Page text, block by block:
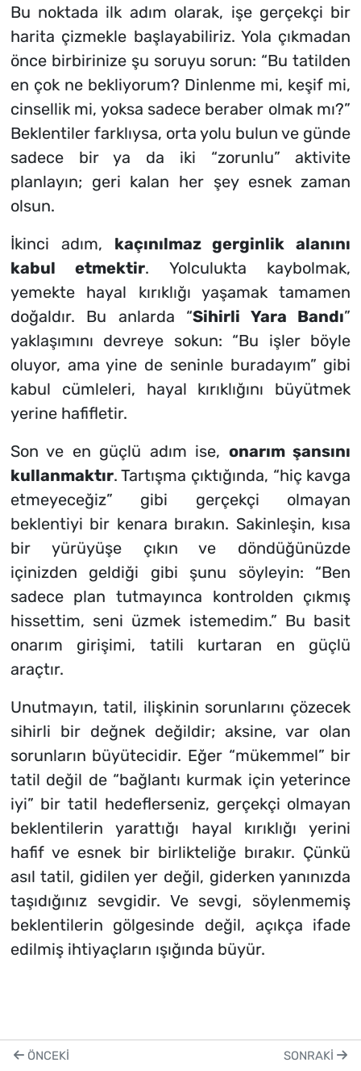
Bu noktada ilk adım olarak, işe gerçekçi bir
harita çizmekle başlayabiliriz. Yola çıkmadan
önce birbirinize şu soruyu sorun: “Bu tatilden
en çok ne bekliyorum? Dinlenme mi, keşif mi,
cinsellik mi, yoksa sadece beraber olmak mı?”
Beklentiler farklıysa, orta yolu bulun ve günde
sadece bir ya da iki “zorunlu” aktivite
planlayın; geri kalan her şey esnek zaman
olsun.
İkinci adım, kaçınılmaz gerginlik alanını
kabul etmektir. Yolculukta kaybolmak,
yemekte hayal kırıklığı yaşamak tamamen
doğaldır. Bu anlarda “Sihirli Yara Bandı”
yaklaşımını devreye sokun: “Bu işler böyle
oluyor, ama yine de seninle buradayım” gibi
kabul cümleleri, hayal kırıklığını büyütmek
yerine hafifletir.
Son ve en güçlü adım ise, onarım şansını
kullanmaktır. Tartışma çıktığında, “hiç kavga
etmeyeceğiz” gibi gerçekçi olmayan
beklentiyi bir kenara bırakın. Sakinleşin, kısa
bir yürüyüşe çıkın ve döndüğünüzde
içinizden geldiği gibi şunu söyleyin: “Ben
sadece plan tutmayınca kontrolden çıkmış
hissettim, seni üzmek istemedim.” Bu basit
onarım girişimi, tatili kurtaran en güçlü
araçtır.
Unutmayın, tatil, ilişkinin sorunlarını çözecek
sihirli bir değnek değildir; aksine, var olan
sorunların büyütecidir. Eğer “mükemmel” bir
tatil değil de “bağlantı kurmak için yeterince
iyi” bir tatil hedeflerseniz, gerçekçi olmayan
beklentilerin yarattığı hayal kırıklığı yerini
hafif ve esnek bir birlikteliğe bırakır. Çünkü
asıl tatil, gidilen yer değil, giderken yanınızda
taşıdığınız sevgidir. Ve sevgi, söylenmemiş
beklentilerin gölgesinde değil, açıkça ifade
edilmiş ihtiyaçların ışığında büyür.
ÖNCEKI SONRAKI